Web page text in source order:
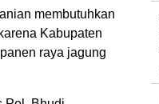
membutuhkan
Kabupaten
raya jagung